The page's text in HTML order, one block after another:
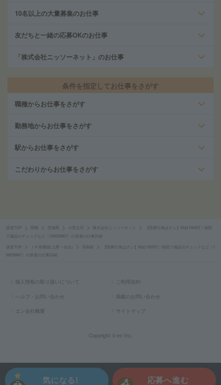
応募へ進む
気になる!
10名以上の大量募集のお仕事
友だちと一緒の応募OKのお仕事
「株式会社ニッソーネット」のお仕事
条件を指定してお仕事をさがす
職種からお仕事をさがす
勤務地からお仕事をさがす
駅からお仕事をさがす
こだわりからお仕事をさがす
派遣TOP 茨城県 小美玉市 株式会社ニッソーネット
【医療行為はナシ】時給1500円！病院
で備品のチェックなど（108235867）の派遣の仕事詳細
派遣TOP ＪＲ常磐線(上野－仙台) 羽鳥駅
【医療行為はナシ】時給1500円！病院で備品のチェックなど（1
08235867）の派遣の仕事詳細
個人情報の取り扱いについて ご利用規約
ヘルプ・お問い合わせ 掲載のお問い合わせ
エン会社概要 サイトマップ
Copyright © en Inc.